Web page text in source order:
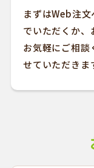
まずはWeb注
でいただくか、
お気軽にご相談
せていただきま